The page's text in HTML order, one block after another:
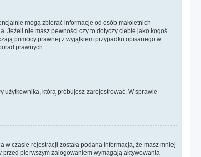
mogą zbierać informacje od osób małoletnich –
Jeżeli nie masz pewności czy to dotyczy ciebie jako kogoś
pomocy prawnej z wyjątkiem przypadku opisanego w
prawnych.
użytkownika, którą próbujesz zarejestrować. W sprawie
w czasie rejestracji została podana informacja, że masz mniej
przed pierwszym zalogowaniem wymagają aktywowania